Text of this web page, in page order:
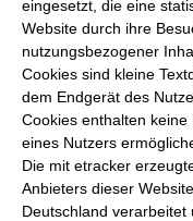
eingesetzt, die eine
Website durch ihre
nutzungsbezogener
Cookies sind kleine
dem Endgerät des
Cookies enthalten
eines Nutzers
Die mit etracker
Anbieters dieser
Deutschland